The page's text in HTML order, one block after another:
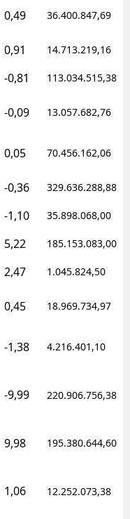
0,49 36.400.847,69
0,91 14.713.219,16
-0,81 113.034.515,38
-0,09 13.057.682,76
0,05 70.456.162,06
-0,36 329.636.288,88
-1,10 35.898.068,00
5,22 185.153.083,00
2,47 1.045.824,50
0,45 18.969.734,97
-1,38 4.216.401,10
-9,99 220.906.756,38
9,98 195.380.644,60
1,06 12.252.073,38